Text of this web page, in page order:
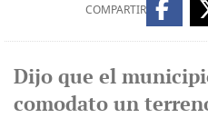
COMPARTIR
Dijo que el
comodato un